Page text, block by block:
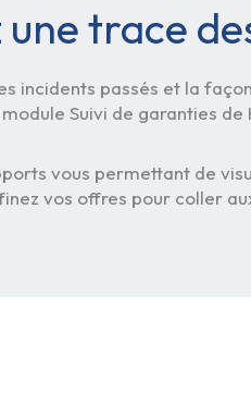
trace
incidents passés et la
Suivi de garanties de
vous permettant de
vos offres pour coller